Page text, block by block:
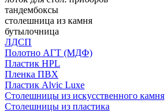
тандембоксы
столешница из камня
бутылочница
ЛДСП
Полотно АГТ (МДФ)
Пластик HPL
Пленка ПВХ
Пластик Alvic Luxe
Столешницы из искусственного камня
Столешницы из пластика